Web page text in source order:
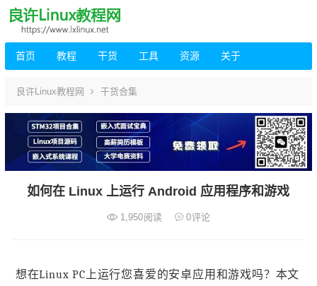
首页 教程 干货 工具 资源 关于
良许Linux教程网 干货合集
如何在 Linux 上运行 Android 应用程序和游戏
1,950阅读 0评论
想在Linux PC上运行您喜爱的安卓应用和游戏吗？本文